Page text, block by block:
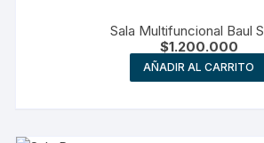
Sala Multifuncional Baul
$1.200.000
AÑADIR AL CARRITO